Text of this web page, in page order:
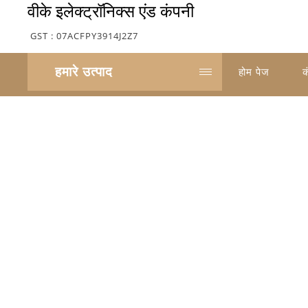
वीके इलेक्ट्रॉनिक्स एंड कंपनी
GST : 07ACFPY3914J2Z7
हमारे उत्पाद होम पेज